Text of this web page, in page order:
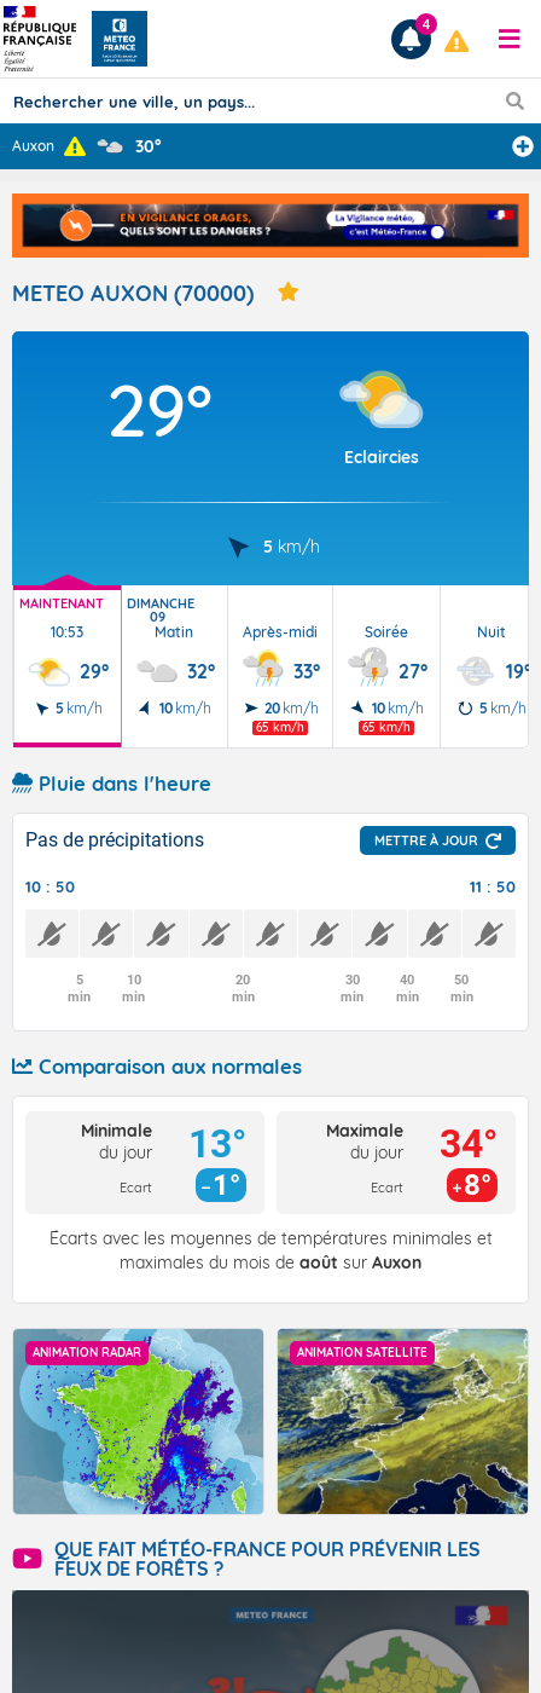
Prévisions
TOUS LES RÉSULTATS
Articles
4
Auxon 30°
METEO AUXON (70000)
29°
Eclaircies
5 km/h
MAINTENANT
10:53
29°
5 km/h
DIMANCHE
09
Matin
32°
10 km/h
Après-midi
33°
20 km/h
65 km/h
Soirée
27°
10 km/h
65 km/h
Nuit
19°
5 km/h
Pluie dans l'heure
Pas de précipitations METTRE À JOUR
10 : 50 11 : 50
5
min
10
min
20
min
30
min
40
min
50
min
Comparaison aux normales
Minimale
du jour
Ecart
13°
1°
Maximale
du jour
Ecart
34°
8°
Écarts avec les moyennes de températures minimales et
maximales du mois de août sur Auxon
ANIMATION RADAR ANIMATION SATELLITE
QUE FAIT MÉTÉO-FRANCE POUR PRÉVENIR LES
FEUX DE FORÊTS ?